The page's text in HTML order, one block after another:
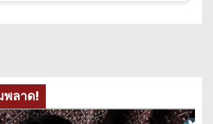
พลาด!